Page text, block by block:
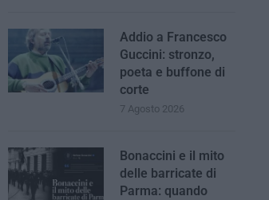
Addio a Francesco
Guccini: stronzo,
poeta e buffone di
corte
7 Agosto 2026
Bonaccini e il mito
delle barricate di
Parma: quando